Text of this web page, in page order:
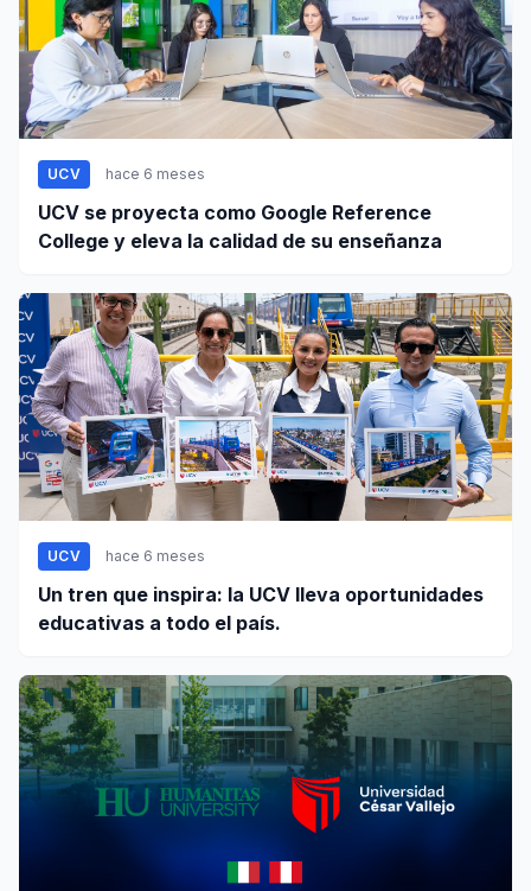
UCV hace 6 meses
UCV se proyecta como Google Reference
College y eleva la calidad de su enseñanza
UCV hace 6 meses
Un tren que inspira: la UCV lleva oportunidades
educativas a todo el país.